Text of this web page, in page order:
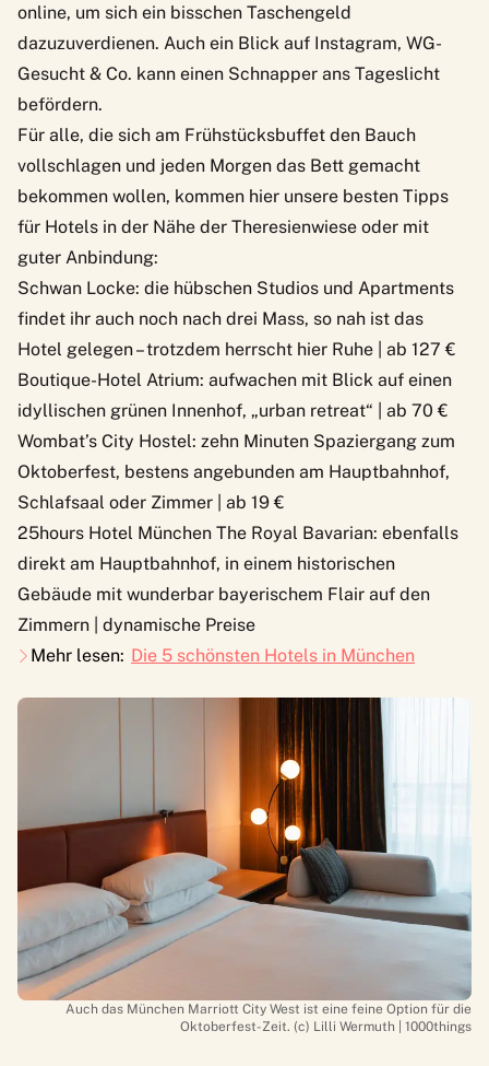
online, um sich ein bisschen Taschengeld
dazuzuverdienen. Auch ein Blick auf Instagram, WG-
Gesucht & Co. kann einen Schnapper ans Tageslicht
befördern.
Für alle, die sich am Frühstücksbuffet den Bauch
vollschlagen und jeden Morgen das Bett gemacht
bekommen wollen, kommen hier unsere besten Tipps
für Hotels in der Nähe der Theresienwiese oder mit
guter Anbindung:
Schwan Locke: die hübschen Studios und Apartments
findet ihr auch noch nach drei Mass, so nah ist das
Hotel gelegen – trotzdem herrscht hier Ruhe | ab 127 €
Boutique-Hotel Atrium: aufwachen mit Blick auf einen
idyllischen grünen Innenhof, „urban retreat“ | ab 70 €
Wombat’s City Hostel: zehn Minuten Spaziergang zum
Oktoberfest, bestens angebunden am Hauptbahnhof,
Schlafsaal oder Zimmer | ab 19 €
25hours Hotel München The Royal Bavarian: ebenfalls
direkt am Hauptbahnhof, in einem historischen
Gebäude mit wunderbar bayerischem Flair auf den
Zimmern | dynamische Preise
Mehr lesen: Die 5 schönsten Hotels in München
Auch das München Marriott City West ist eine feine Option für die
Oktoberfest-Zeit. (c) Lilli Wermuth | 1000things